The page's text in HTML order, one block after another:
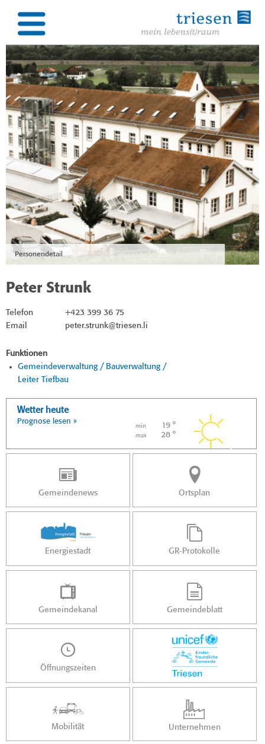
Personendetail
Peter Strunk
Telefon
+423 399 36 75
Email
peter.strunk@triesen.li
Funktionen
Gemeindeverwaltung / Bauverwaltung /
Leiter Tiefbau
Wetter heute
Prognose lesen »
min 19 °
max 28 °
Gemeindenews Ortsplan
Energiestadt GR-Protokolle
Gemeindekanal Gemeindeblatt
Öffnungszeiten
Mobilität Unternehmen